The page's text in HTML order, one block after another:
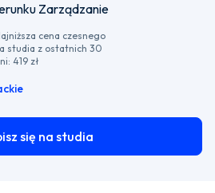
Zarządzanie
że istnieje możliwość wyboru płatności
cena czesnego
studia z ostatnich 30
419 zł
się na studia